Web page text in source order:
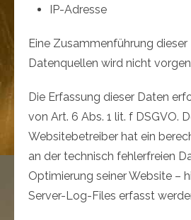
IP-Adresse
Eine Zusammenführung
Datenquellen wird nicht
Die Erfassung dieser Daten
von Art. 6 Abs. 1 lit. f DSGVO.
Websitebetreiber hat ein
an der technisch fehlerfreien
Optimierung seiner Website –
Server-Log-Files erfasst